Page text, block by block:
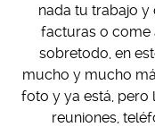
nada tu trabajo y
facturas o come
sobretodo, en
mucho y mucho
foto y ya está, pero
reuniones,